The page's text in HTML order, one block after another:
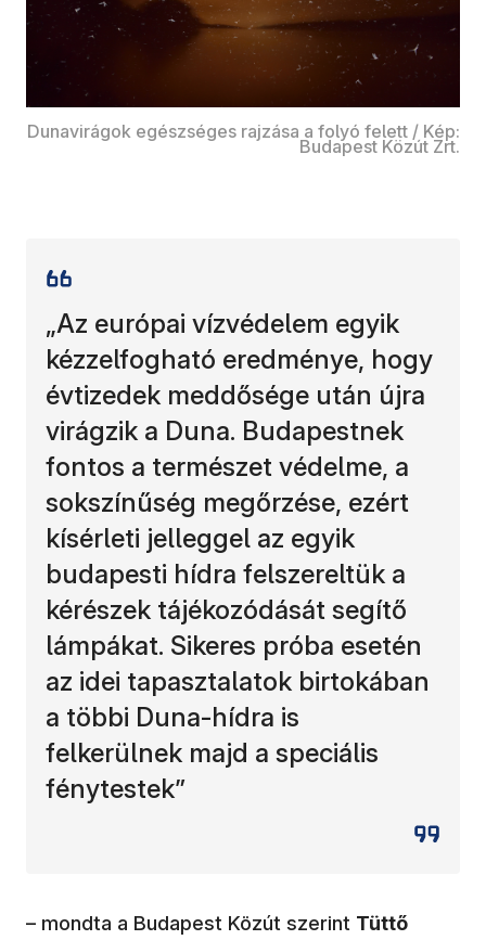
Dunavirágok egészséges rajzása a folyó felett / Kép:
Budapest Közút Zrt.
„Az európai vízvédelem egyik
kézzelfogható eredménye, hogy
évtizedek meddősége után újra
virágzik a Duna. Budapestnek
fontos a természet védelme, a
sokszínűség megőrzése, ezért
kísérleti jelleggel az egyik
budapesti hídra felszereltük a
kérészek tájékozódását segítő
lámpákat. Sikeres próba esetén
az idei tapasztalatok birtokában
a többi Duna-hídra is
felkerülnek majd a speciális
fénytestek”
– mondta a Budapest Közút szerint Tüttő